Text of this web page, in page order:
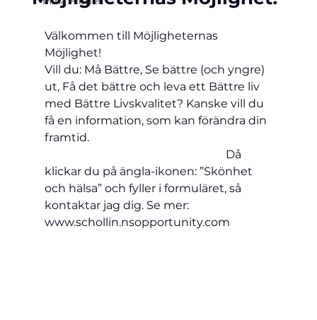
Välkommen till Möjligheternas
Möjlighet!
Vill du: Må Bättre, Se bättre (och yngre)
ut, Få det bättre och leva ett Bättre liv
med Bättre Livskvalitet? Kanske vill du
få en information, som kan förändra din
framtid.
Då
klickar du på ängla-ikonen: ”Skönhet
och hälsa” och fyller i formuläret, så
kontaktar jag dig. Se mer:
www.schollin.nsopportunity.com